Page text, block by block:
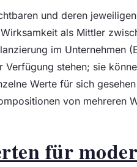
und deren
als Mittler
im Unternehmen
stehen; sie
Werte für sich
von mehreren
für